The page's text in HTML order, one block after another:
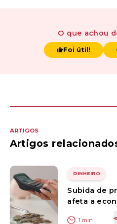
O que achou
Foi útil!
ARTIGOS
Artigos
DINHEIRO
Subida de
afeta a
1 min